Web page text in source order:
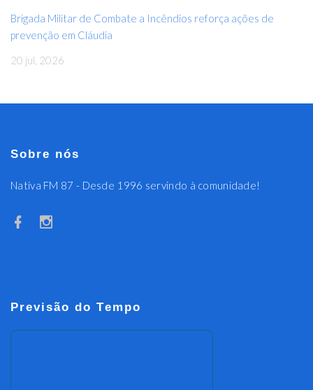
Brigada Militar de Combate a Incêndios reforça ações de
prevenção em Cláudia
20 jul, 2026
Sobre nós
Nativa FM 87 - Desde 1996 servindo à comunidade!
Previsão do Tempo